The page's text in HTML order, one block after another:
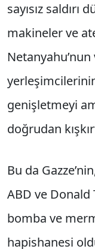
sayısız saldırı
makineler ve
genişletmeyi
doğrudan
Bu da
ABD ve Donald
bomba ve
hapishanesi